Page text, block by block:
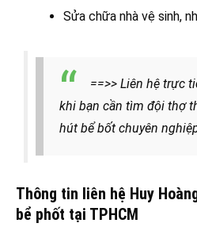
Sửa chữa nhà vệ sinh,
==>> Liên hệ trực
khi bạn cần tìm đội thợ
hút bể bốt chuyên
Thông tin liên hệ Huy
bể phốt tại TPHCM